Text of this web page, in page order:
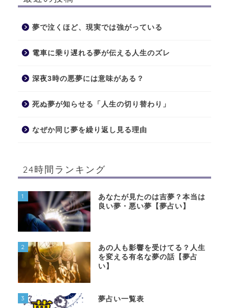
夢で泣くほど、現実では強がっている
電車に乗り遅れる夢が伝える人生のズレ
深夜3時の悪夢には意味がある？
死ぬ夢が知らせる「人生の切り替わり」
なぜか同じ夢を繰り返し見る理由
24時間ランキング
1
あなたが見たのは吉夢？本当は
良い夢・悪い夢【夢占い】
2
あの人も影響を受けてる？人生
を変える有名な夢の話【夢占
い】
3 夢占い一覧表